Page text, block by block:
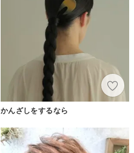
かんざしをするなら